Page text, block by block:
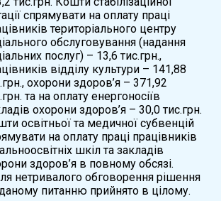
спрямувати на оплату праці
територіального центру
обслуговування (надання
послуг) – 13,6 тис.грн.,
відділу культури – 141,88
охорони здоров’я – 371,92
та на оплату енергоносіїв
охорони здоров’я – 30,0 тис.грн.
освітньої та медичної субвенцій
на оплату праці працівників
шкіл та закладів
здоров’я в повному обсязі.
нетривалого обговорення рішення
питанню прийнято в цілому.